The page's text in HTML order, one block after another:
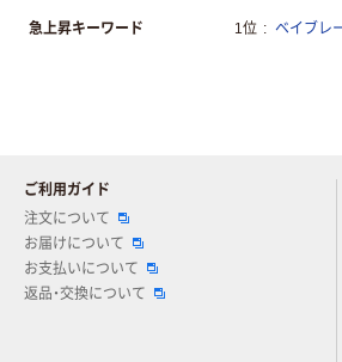
急上昇キーワード 1位 ベイブレ
ご利用ガイド
注文について
お届けについて
お支払いについて
返品・交換について